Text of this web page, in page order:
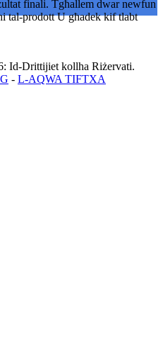
finali. Tgħallem dwar newfun
tal-prodott U għadek kif tlabt
Id-Drittijiet kollha Riżervati.
- L-AQWA TIFTXA